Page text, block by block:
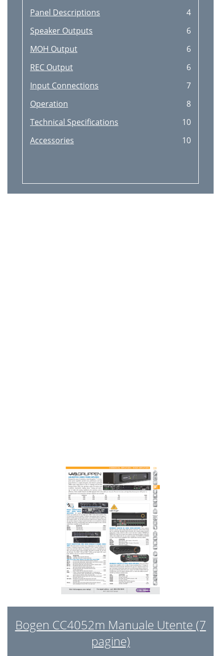
Panel Descriptions
4
Speaker Outputs
6
MOH Output
6
REC Output
6
Input Connections
7
Operation
8
Technical Specifications
10
Accessories
10
Bogen CC4052m Manuale Utente (7
pagine)